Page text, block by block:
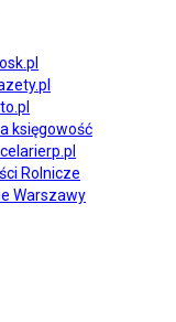
księgowość
Rolnicze
Warszawy